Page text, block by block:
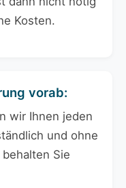
Kosten.
vorab:
wir Ihnen jeden
und ohne
Sie